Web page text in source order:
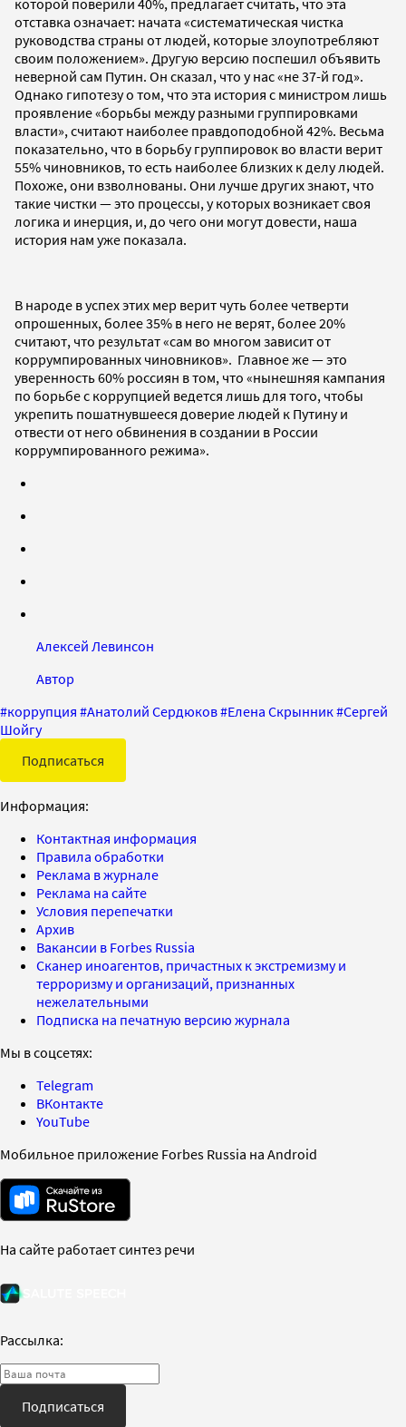
отставка означает: начата «систематическая чистка
руководства страны от людей, которые злоупотребляют
своим положением». Другую версию поспешил объявить
неверной сам Путин. Он сказал, что у нас «не 37-й год».
Однако гипотезу о том, что эта история с министром лишь
проявление «борьбы между разными группировками
власти», считают наиболее правдоподобной 42%. Весьма
показательно, что в борьбу группировок во власти верит
55% чиновников, то есть наиболее близких к делу людей.
Похоже, они взволнованы. Они лучше других знают, что
такие чистки — это процессы, у которых возникает своя
логика и инерция, и, до чего они могут довести, наша
история нам уже показала.
В народе в успех этих мер верит чуть более четверти
опрошенных, более 35% в него не верят, более 20%
считают, что результат «сам во многом зависит от
коррумпированных чиновников». Главное же — это
уверенность 60% россиян в том, что «нынешняя кампания
по борьбе с коррупцией ведется лишь для того, чтобы
укрепить пошатнувшееся доверие людей к Путину и
отвести от него обвинения в создании в России
коррумпированного режима».
Алексей Левинсон
Автор
#коррупция #Анатолий Сердюков#Елена Скрынник#Сергей
Шойгу
Подписаться
Информация:
Контактная информация
Правила обработки
Реклама в журнале
Реклама на сайте
Условия перепечатки
Архив
Вакансии в Forbes Russia
Сканер иноагентов, причастных к экстремизму и
терроризму и организаций, признанных
нежелательными
Подписка на печатную версию журнала
Мы в соцсетях:
Telegram
ВКонтакте
YouTube
Мобильное приложение Forbes Russia на Android
На сайте работает синтез речи
Рассылка:
Подписаться